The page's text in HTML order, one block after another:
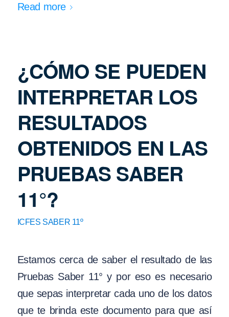
Read more
¿CÓMO SE PUEDEN
INTERPRETAR LOS
RESULTADOS
OBTENIDOS EN LAS
PRUEBAS SABER
11°?
ICFES SABER 11º
Estamos cerca de saber el resultado de las
Pruebas Saber 11° y por eso es necesario
que sepas interpretar cada uno de los datos
que te brinda este documento para que así